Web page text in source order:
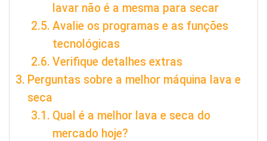
lavar não é a mesma para secar
Avalie os programas e as funções
tecnológicas
Verifique detalhes extras
Perguntas sobre a melhor máquina lava e
seca
Qual é a melhor lava e seca do
mercado hoje?